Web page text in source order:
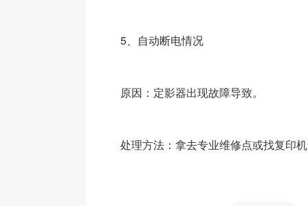
5、自动断电情况
原因：定影器出现故障导致。
处理方法：拿去专业维修点或找复印